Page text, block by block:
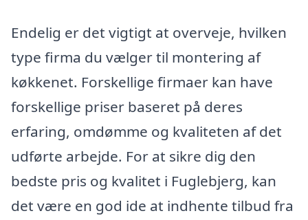
Endelig er det vigtigt at overveje, hvilken
type firma du vælger til montering af
køkkenet. Forskellige firmaer kan have
forskellige priser baseret på deres
erfaring, omdømme og kvaliteten af det
udførte arbejde. For at sikre dig den
bedste pris og kvalitet i Fuglebjerg, kan
det være en god ide at indhente tilbud fra